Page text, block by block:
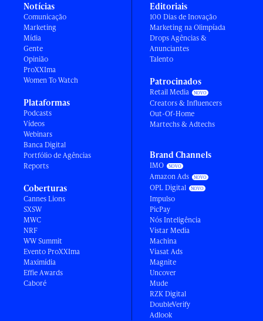
Notícias
Comunicação
Marketing
Mídia
Gente
Opinião
ProXXIma
Women To Watch
Plataformas
Podcasts
Vídeos
Webinars
Banca Digital
Portfólio de Agências
Reports
Coberturas
Cannes Lions
SXSW
MWC
NRF
WW Summit
Evento ProXXIma
Maximídia
Effie Awards
Caboré
Editoriais
100 Dias de Inovação
Marketing na Olimpíada
Drops Agências &
Anunciantes
Talento
Patrocinados
Retail Media
Creators & Influencers
Out-Of-Home
Martechs & Adtechs
Brand Channels
IMO
Amazon Ads
OPL Digital
Impulso
PicPay
Nós Inteligência
Vistar Media
Machina
Viasat Ads
Magnite
Uncover
Mude
RZK Digital
DoubleVerify
Adlook